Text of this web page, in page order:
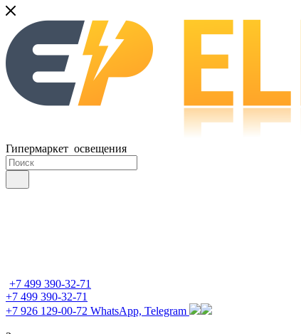
Гипермаркет освещения
+7 499 390-32-71
+7 499 390-32-71
+7 926 129-00-72 WhatsApp, Telegram